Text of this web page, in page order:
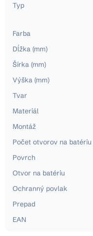
Typ
Farba
Dĺžka (mm)
Šírka (mm)
Výška (mm)
Tvar
Materiál
Montáž
Počet otvorov na batériu
Povrch
Otvor na batériu
Ochranný povlak
Prepad
EAN